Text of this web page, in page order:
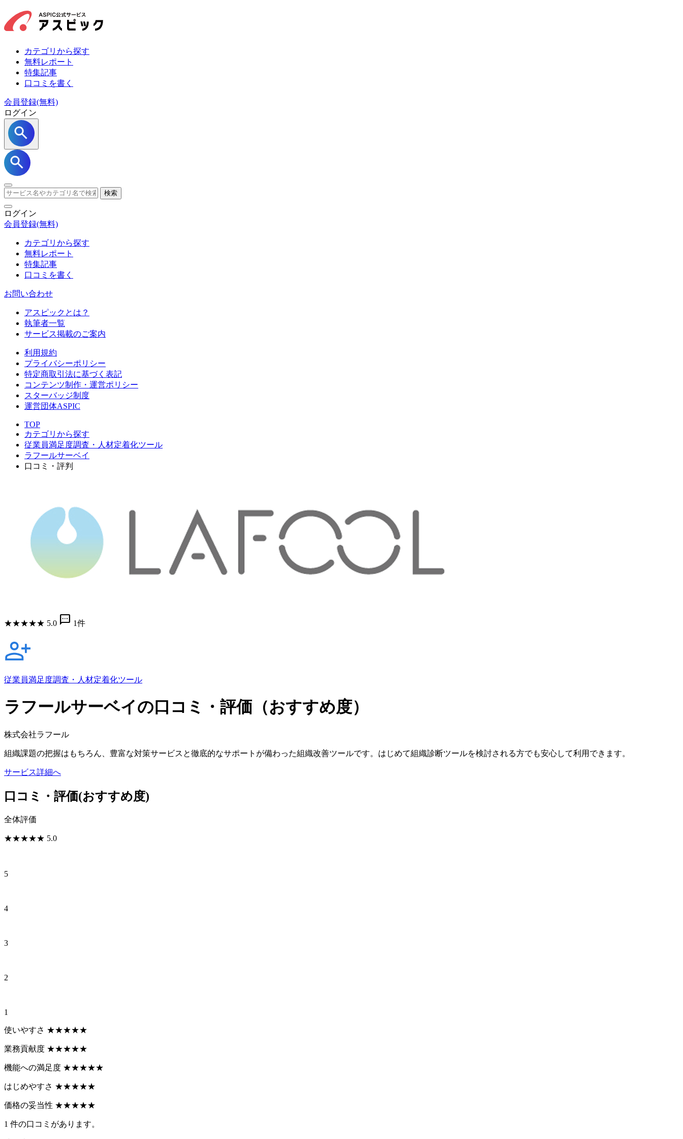
カテゴリから探す
無料レポート
特集記事
口コミを書く
会員登録(無料)
ログイン
検索
ログイン
会員登録(無料)
カテゴリから探す
無料レポート
特集記事
口コミを書く
お問い合わせ
アスピックとは？
執筆者一覧
サービス掲載のご案内
利用規約
プライバシーポリシー
特定商取引法に基づく表記
コンテンツ制作・運営ポリシー
スターバッジ制度
運営団体ASPIC
TOP
カテゴリから探す
従業員満足度調査・人材定着化ツール
ラフールサーベイ
口コミ・評判
★★★★★ 5.0 sms 1件
従業員満足度調査・人材定着化ツール
ラフールサーベイの口コミ・評価（おすすめ度）
株式会社ラフール
組織課題の把握はもちろん、豊富な対策サービスと徹底的なサポートが備わった組織改善ツールです。はじめて組織診断ツールを検討される方でも安心して利用できます。
サービス詳細へ
口コミ・評価(おすすめ度)
全体評価
★★★★★ 5.0
5
4
3
2
1
使いやすさ ★★★★★
業務貢献度 ★★★★★
機能への満足度 ★★★★★
はじめやすさ ★★★★★
価格の妥当性 ★★★★★
1 件の口コミがあります。